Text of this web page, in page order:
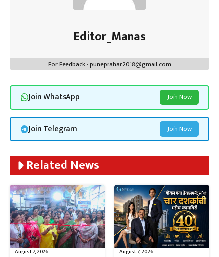
Editor_Manas
For Feedback - puneprahar2018@gmail.com
Join WhatsApp Join Now
Join Telegram Join Now
Related News
August 7, 2026 August 7, 2026